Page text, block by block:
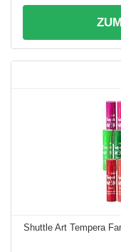
Shuttle Art Tempera